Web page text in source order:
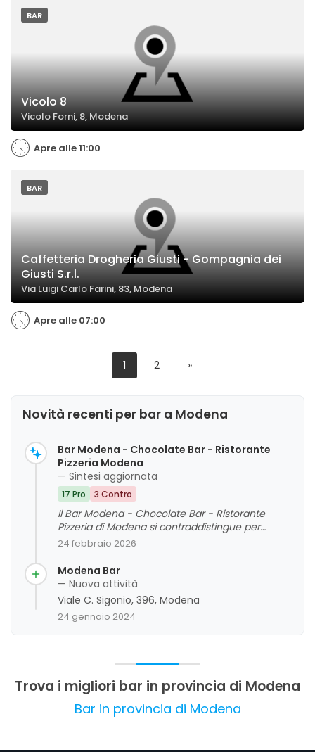
BAR
Vicolo 8
Vicolo Forni, 8, Modena
Apre alle 11:00
BAR
Caffetteria Drogheria Giusti - Gompagnia dei
Giusti S.r.l.
Via Luigi Carlo Farini, 83, Modena
Apre alle 07:00
1 2 »
Novità recenti per bar a Modena
Bar Modena - Chocolate Bar - Ristorante
Pizzeria Modena
— Sintesi aggiornata
17 Pro 3 Contro
Il Bar Modena - Chocolate Bar - Ristorante
Pizzeria di Modena si contraddistingue per
un'offerta variegata di prodotti di qualità, tra cui
da un servizio cortese e rapido. L'ambiente
risulta accogliente e pulito, con alcune criticità
legate al rumore e alla gestione degli spazi. La
clientela apprezza soprattutto la bontà del cibo,
la gentilezza del personale e la comodità del
24 febbraio 2026
Modena Bar
— Nuova attività
Viale C. Sigonio, 396, Modena
24 gennaio 2024
Trova i migliori bar in provincia di Modena
Bar in provincia di Modena